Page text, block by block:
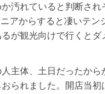
汚れていると判断され
アからすると凄いテン
が観光向けで行くとダ
主体、土日だったから
られました。開店当初